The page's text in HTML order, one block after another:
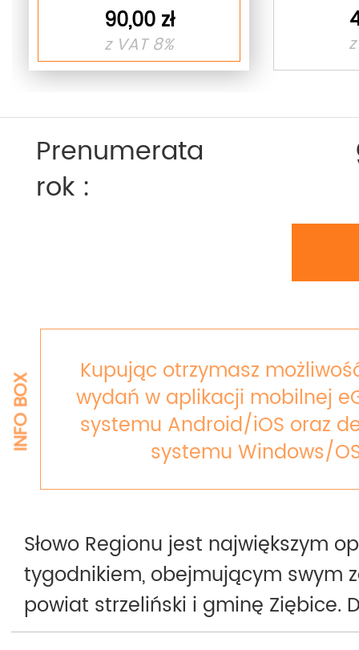
90,00 zł
z VAT 8%
Prenumerata
rok :
INFO BOX
Kupując otrzymasz
wydań w aplikacji mobilnej
systemu Android/iOS oraz
systemu Windows/
Słowo Regionu jest największym
tygodnikiem, obejmującym swym
powiat strzeliński i gminę Ziębice.
około 65 tys. mieszkańców.